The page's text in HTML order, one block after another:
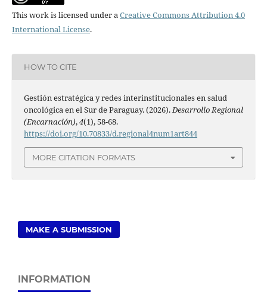
This work is licensed under aCreative Commons Attribution 4.0
International License.
HOW TO CITE
Gestión estratégica y redes interinstitucionales en salud
oncológica en el Sur de Paraguay. (2026).Desarrollo Regional
(Encarnación),4(1), 58-68.
https://doi.org/10.70833/d.regional4num1art844
MORE CITATION FORMATS
MAKE A SUBMISSION
INFORMATION